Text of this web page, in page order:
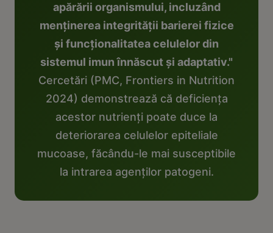
apărării organismului, incluzând
menținerea integrității barierei fizice
și funcționalitatea celulelor din
sistemul imun înnăscut și adaptativ."
Cercetări (PMC, Frontiers in Nutrition
2024) demonstrează că deficiența
acestor nutrienți poate duce la
deteriorarea celulelor epiteliale
mucoase, făcându-le mai susceptibile
la intrarea agenților patogeni.